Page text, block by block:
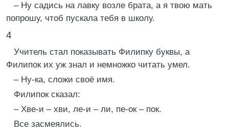
– Ну садись на лавку возле брата, а я твою мать
попрошу, чтоб пускала тебя в школу.
4
Учитель стал показывать Филипку буквы, а
Филипок их уж знал и немножко читать умел.
– Ну-ка, сложи своё имя.
Филипок сказал:
– Хве-и – хви, ле-и – ли, пе-ок – пок.
Все засмеялись.